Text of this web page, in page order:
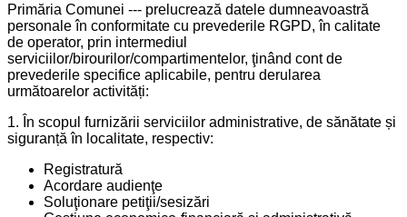
Primăria Comunei --- prelucrează datele dumneavoastră
personale în conformitate cu prevederile RGPD, în calitate
de operator, prin intermediul
serviciilor/birourilor/compartimentelor, ţinând cont de
prevederile specifice aplicabile, pentru derularea
următoarelor activități:
1. În scopul furnizării serviciilor administrative, de sănătate și
siguranță în localitate, respectiv:
Registratură
Acordare audienţe
Soluţionare petiţii/sesizări